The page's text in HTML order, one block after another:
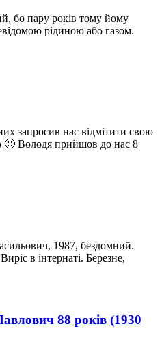
бо пару років тому йому
рідиною або газом.
запросив нас відмітити свою
Володя прийшов до нас 8
1987, бездомний.
в інтернаті. Березне,
88 років (1930